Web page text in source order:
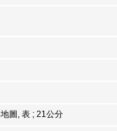
圖, 表 ; 21公分